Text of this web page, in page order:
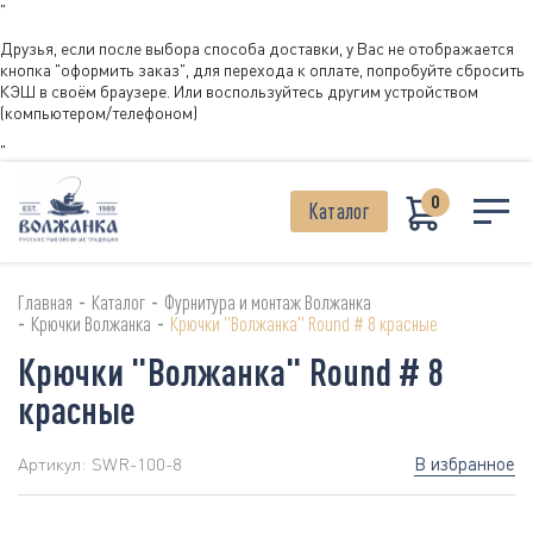
"
Друзья, если после выбора способа доставки, у Вас не отображается
кнопка "оформить заказ", для перехода к оплате, попробуйте сбросить
КЭШ в своём браузере. Или воспользуйтесь другим устройством
(компьютером/телефоном)
"
Каталог 0
Главная - Каталог - Фурнитура и монтаж Волжанка
- Крючки Волжанка - Крючки "Волжанка" Round # 8 красные
Крючки "Волжанка" Round # 8
красные
Артикул: SWR-100-8 В избранное